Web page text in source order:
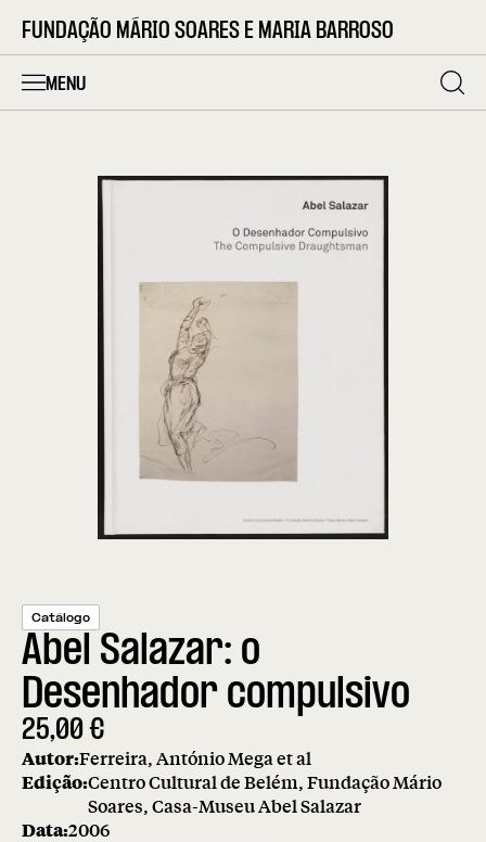
FUNDAÇÃO MÁRIO SOARES E MARIA BARROSO
MENU
Catálogo
Abel Salazar: o
Desenhador compulsivo
25,00€
Autor:Ferreira, António Mega et al
Edição:Centro Cultural de Belém, Fundação Mário
Soares, Casa-Museu Abel Salazar
Data:2006